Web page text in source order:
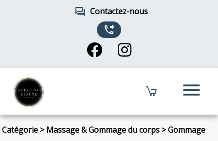
forum Contactez-nous
phone_forwarded
menu
Catégorie >Massage & Gommage du corps >Gommage